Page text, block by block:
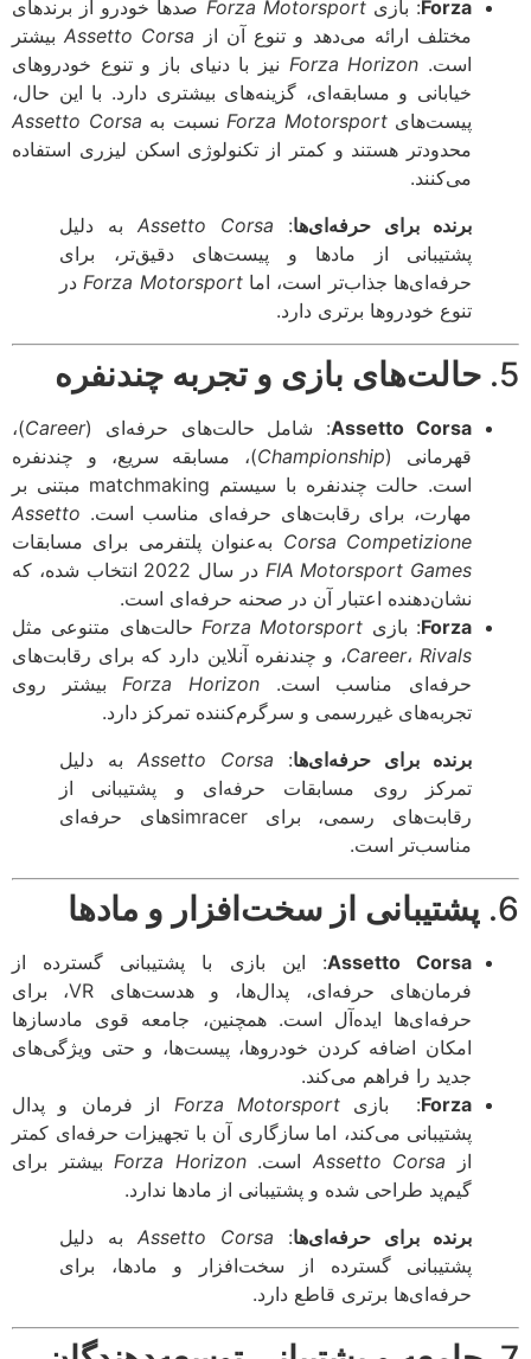
Forza: بازیForza Motorsport صدها خودرو از برندهای
مختلف ارائه می‌دهد و تنوع آن ازAssetto Corsaبیشتر
است.Forza Horizonنیز با دنیای باز و تنوع خودروهای
خیابانی و مسابقه‌ای، گزینه‌های بیشتری دارد. با این حال،
پیست‌هایForza Motorsportنسبت بهAssetto Corsa
محدودتر هستند و کمتر از تکنولوژی اسکن لیزری استفاده
می‌کنند.
برنده برای حرفه‌ای‌ها:
Assetto Corsaبه دلیل
پشتیبانی از مادها و پیست‌های دقیق‌تر، برای
حرفه‌ای‌ها جذاب‌تر است، اماForza Motorsportدر
تنوع خودروها برتری دارد.
حالت‌های بازی و تجربه چندنفره
Assetto Corsa: شامل حالت‌های حرفه‌ای (Career)،
قهرمانی (Championship)، مسابقه سریع، و چندنفره
است. حالت چندنفره با سیستم matchmaking مبتنی بر
مهارت، برای رقابت‌های حرفه‌ای مناسب است.Assetto
Corsa Competizioneبه‌عنوان پلتفرمی برای مسابقات
FIA Motorsport Games
در سال 2022 انتخاب شده، که
نشان‌دهنده اعتبار آن در صحنه حرفه‌ای است.
Forza: بازیForza Motorsportحالت‌های متنوعی مثل
Career،Rivals
، و چندنفره آنلاین دارد که برای رقابت‌های
حرفه‌ای مناسب است.Forza Horizonبیشتر روی
تجربه‌های غیررسمی و سرگرم‌کننده تمرکز دارد.
برنده برای حرفه‌ای‌ها:
Assetto Corsaبه دلیل
تمرکز روی مسابقات حرفه‌ای و پشتیبانی از
رقابت‌های رسمی، برای simracerهای حرفه‌ای
مناسب‌تر است.
پشتیبانی از سخت‌افزار و مادها
Assetto Corsa: این بازی با پشتیبانی گسترده از
فرمان‌های حرفه‌ای، پدال‌ها، و هدست‌های VR، برای
حرفه‌ای‌ها ایده‌آل است. همچنین، جامعه قوی مادسازها
امکان اضافه کردن خودروها، پیست‌ها، و حتی ویژگی‌های
جدید را فراهم می‌کند.
Forza: بازیForza Motorsportاز فرمان و پدال
پشتیبانی می‌کند، اما سازگاری آن با تجهیزات حرفه‌ای کمتر
Assetto Corsaاست.Forza Horizonبیشتر برای
گیم‌پد طراحی شده و پشتیبانی از مادها ندارد.
برنده برای حرفه‌ای‌ها:
Assetto Corsaبه دلیل
پشتیبانی گسترده از سخت‌افزار و مادها، برای
حرفه‌ای‌ها برتری قاطع دارد.